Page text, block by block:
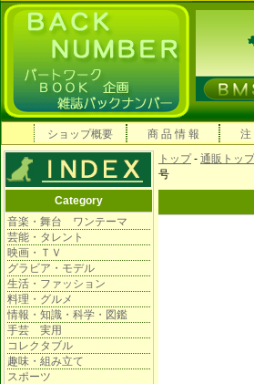
ショップ概要 商 品 情 報 注
Category
音楽・舞台 ワンテーマ
芸能・タレント
映画・ＴＶ
グラビア・モデル
生活・ファッション
料理・グルメ
情報・知識・科学・図鑑
手芸 実用
コレクタブル
趣味・組み立て
スポーツ
トップ- 通販トップ
号